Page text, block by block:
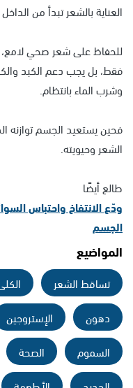
العناية بالشعر تبدأ من الداخل
للحفاظ على شعر صحي لامع،
فقط، بل يجب دعم الكبد
وشرب الماء بانتظام.
فحين يستعيد الجسم
الشعر وحيويته.
طالع أيضًا
الجسم
المواضيع
تساقط الشعر
دهون
الإستروجين
السموم
الصحة